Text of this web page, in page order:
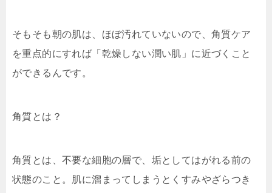
そもそも朝の肌は、ほぼ汚れていないので、角質ケア
を重点的にすれば「乾燥しない潤い肌」に近づくこと
ができるんです。
角質とは？
角質とは、不要な細胞の層で、垢としてはがれる前の
状態のこと。肌に溜まってしまうとくすみやざらつき